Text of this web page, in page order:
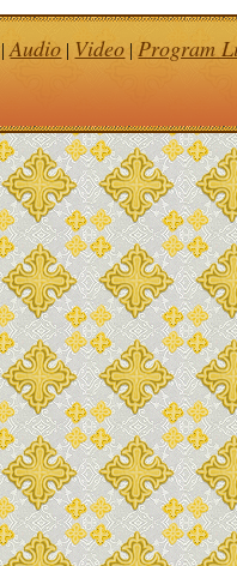
|Audio | Video | Program